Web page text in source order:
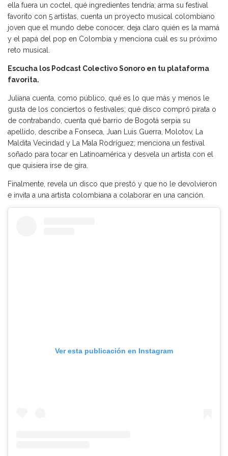
ella fuera un coctel, qué ingredientes tendría; arma su festival
favorito con 5 artistas, cuenta un proyecto musical colombiano
joven que el mundo debe conocer, deja claro quién es la mamá
y el papá del pop en Colombia y menciona cuál es su próximo
reto musical.
Escucha los Podcast Colectivo Sonoro en tu plataforma
favorita.
Juliana cuenta, como público, qué es lo que más y menos le
gusta de los conciertos o festivales; qué disco compró pirata o
de contrabando, cuenta qué barrio de Bogotá serpia su
apellido, describe a Fonseca, Juan Luis Guerra, Molotov, La
Maldita Vecindad y La Mala Rodríguez; menciona un festival
soñado para tocar en Latinoamérica y desvela un artista con el
que quisiera irse de gira.
Finalmente, revela un disco que prestó y que no le devolvieron
e invita a una artista colombiana a colaborar en una canción.
Ver esta publicación en Instagram